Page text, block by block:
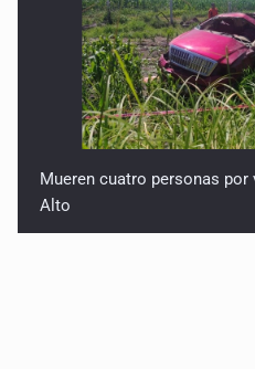
Mueren cuatro personas por
Alto